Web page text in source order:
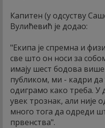
Капитен (у одсуству
Вулићевић је додао:
"Екипа је спремна и
све што он носи за
имају шест бодова више
публиком, ми - кадри да
одиграмо како треба. У
увек трознак, али није
много тога да одреди
првенства".